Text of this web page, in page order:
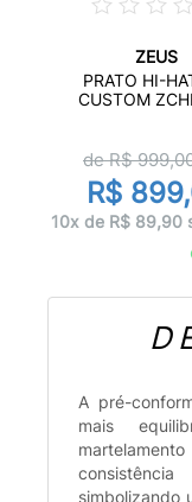
ZEUS
PRATO HI-
CUSTOM
de R$
R$
10x de R$ 89,90
A pré-
mais
simbolizando